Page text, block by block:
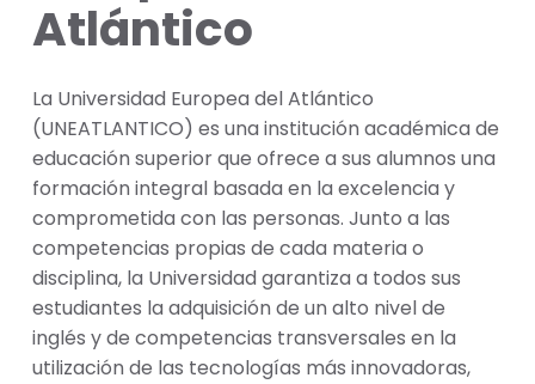
Atlántico
La Universidad Europea del Atlántico
(UNEATLANTICO) es una institución académica de
educación superior que ofrece a sus alumnos una
formación integral basada en la excelencia y
comprometida con las personas. Junto a las
competencias propias de cada materia o
disciplina, la Universidad garantiza a todos sus
estudiantes la adquisición de un alto nivel de
inglés y de competencias transversales en la
utilización de las tecnologías más innovadoras,